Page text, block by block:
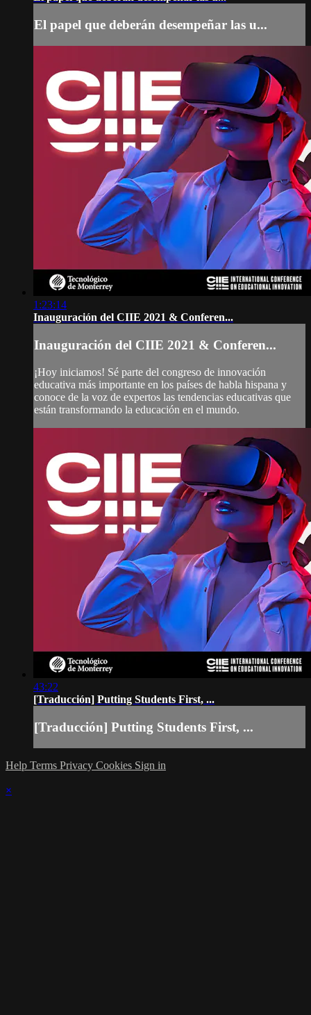
El papel que deberán desempeñar las u...
1:23:14
Inauguración del CIIE 2021 & Conferen...
Inauguración del CIIE 2021 & Conferen...
¡Hoy iniciamos! Sé parte del congreso de innovación
educativa más importante en los países de habla hispana y
conoce de la voz de expertos las tendencias educativas que
están transformando la educación en el mundo.
43:22
[Traducción] Putting Students First, ...
[Traducción] Putting Students First, ...
Help Terms Privacy Cookies Sign in
×